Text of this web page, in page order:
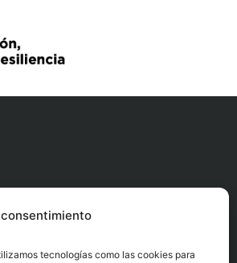
tecnologías como las cookies para